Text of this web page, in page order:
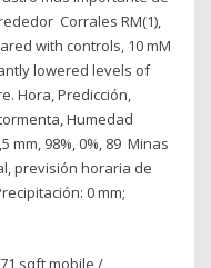
Corrales RM(1),
with controls, 10 mM
lowered levels of
Hora, Predicción,
Humedad
mm, 98%, 0%, 89 Minas
previsión horaria de
0 mm;
sqft mobile /